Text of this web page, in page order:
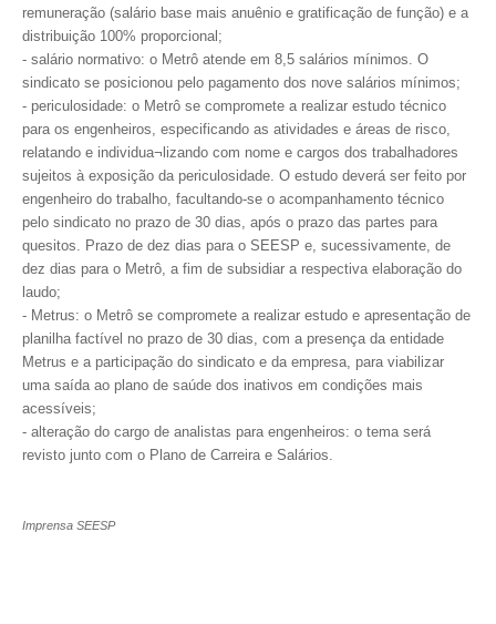
LEI 4.950-A/1966 – PISO SALARIAL
LEI 5.194/1966 – REGULAMENTAÇÃO DA PROFISSÃO
LEI 6.496/1977 – ART
RES 1.002/2002 – CÓDIGO DE ÉTICA
HOMOLOGAÇÕES
PISO SALARIAL
FIQUE POR DENTRO
OPORTUNIDADES
APRESENTAÇÃO
EMPREGO E ESTÁGIO
AUTÔNOMOS E SERVIÇOS
remuneração (salário base mais anuênio e gratificação de função) e a
distribuição 100% proporcional;
- salário normativo: o Metrô atende em 8,5 salários mínimos. O
sindicato se posicionou pelo pagamento dos nove salários mínimos;
- periculosidade: o Metrô se compromete a realizar estudo técnico
para os engenheiros, especificando as atividades e áreas de risco,
relatando e individua¬lizando com nome e cargos dos trabalhadores
sujeitos à exposição da periculosidade. O estudo deverá ser feito por
engenheiro do trabalho, facultando-se o acompanhamento técnico
pelo sindicato no prazo de 30 dias, após o prazo das partes para
quesitos. Prazo de dez dias para o SEESP e, sucessivamente, de
dez dias para o Metrô, a fim de subsidiar a respectiva elaboração do
laudo;
- Metrus: o Metrô se compromete a realizar estudo e apresentação de
planilha factível no prazo de 30 dias, com a presença da entidade
Metrus e a participação do sindicato e da empresa, para viabilizar
uma saída ao plano de saúde dos inativos em condições mais
acessíveis;
- alteração do cargo de analistas para engenheiros: o tema será
revisto junto com o Plano de Carreira e Salários.
Imprensa SEESP